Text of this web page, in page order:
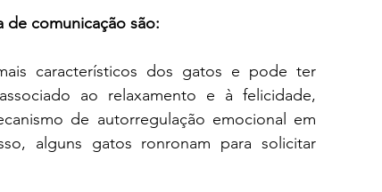
comunicação são:
característicos dos gatos e pode ter
ao relaxamento e à felicidade,
de autorregulação emocional em
alguns gatos ronronam para solicitar